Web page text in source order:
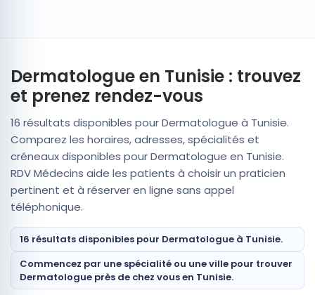
Dermatologue en Tunisie : trouvez
et prenez rendez-vous
16 résultats disponibles pour Dermatologue à Tunisie.
Comparez les horaires, adresses, spécialités et
créneaux disponibles pour Dermatologue en Tunisie.
RDV Médecins aide les patients à choisir un praticien
pertinent et à réserver en ligne sans appel
téléphonique.
16 résultats disponibles pour Dermatologue à Tunisie.
Commencez par une spécialité ou une ville pour trouver
Dermatologue près de chez vous en Tunisie.